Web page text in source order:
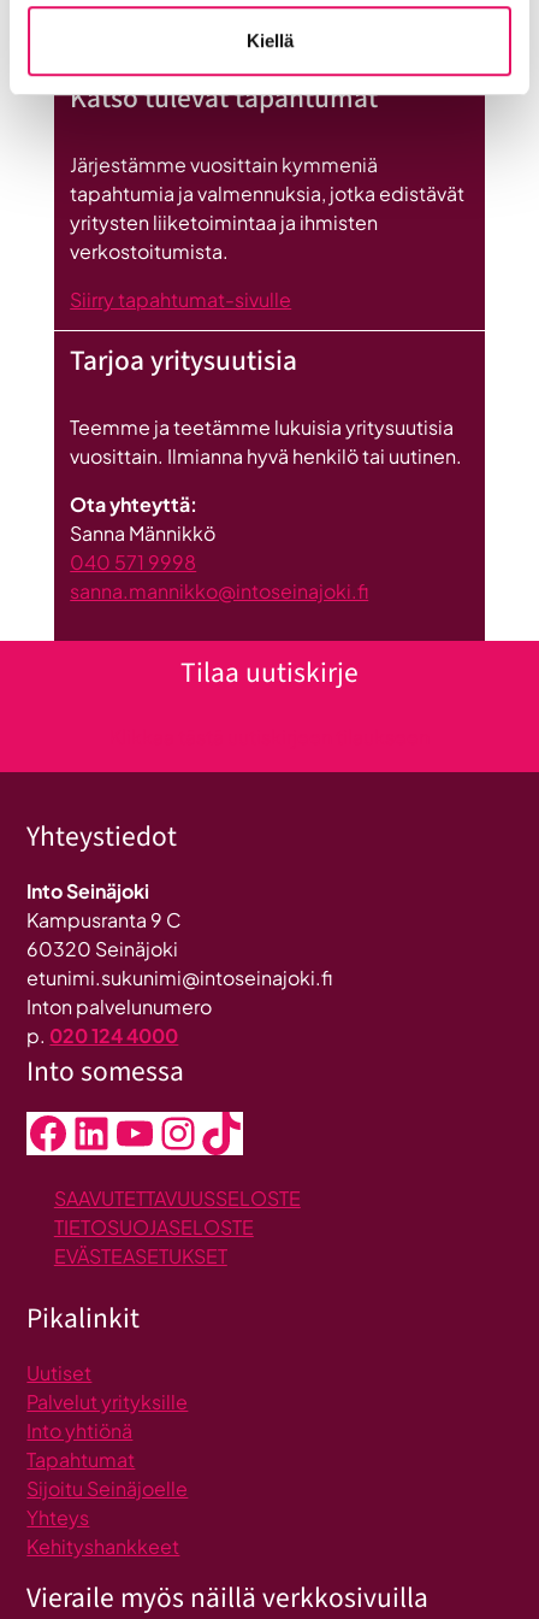
Kiellä
Seinäjoen
datakeskus
Britannnian
suurin
investointi
Katso tulevat tapahtumat
Järjestämme vuosittain kymmeniä
tapahtumia ja valmennuksia, jotka edistävät
yritysten liiketoimintaa ja ihmisten
verkostoitumista.
Siirry tapahtumat-sivulle
Tarjoa yritysuutisia
Teemme ja teetämme lukuisia yritysuutisia
vuosittain. Ilmianna hyvä henkilö tai uutinen.
Ota yhteyttä:
Sanna Männikkö
040 571 9998
sanna.mannikko@intoseinajoki.fi
Tilaa uutiskirje
Yhteystiedot
Into Seinäjoki
Kampusranta 9 C
60320 Seinäjoki
etunimi.sukunimi@intoseinajoki.fi
Inton palvelunumero
p. 020 124 4000
Into somessa
Facebook LinkedIn YouTube InstagramTikTok
SAAVUTETTAVUUSSELOSTE
TIETOSUOJASELOSTE
EVÄSTEASETUKSET
Pikalinkit
Uutiset
Palvelut yrityksille
Into yhtiönä
Tapahtumat
Sijoitu Seinäjoelle
Yhteys
Kehityshankkeet
Vieraile myös näillä verkkosivuilla